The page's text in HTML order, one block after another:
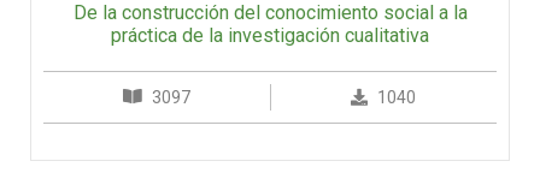
De la construcción del conocimiento social a la
práctica de la investigación cualitativa
3097 1040